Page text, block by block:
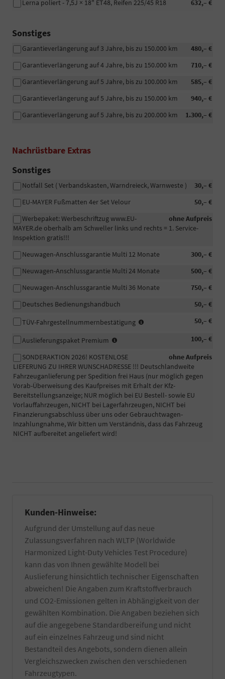
632,– €
Lerna poliert - 7,5J × 18" ET48, Reifen 225/45 R18
Sonstiges
480,– €
Garantieverlängerung auf 3 Jahre, bis zu 150.000 km
710,– €
Garantieverlängerung auf 4 Jahre, bis zu 150.000 km
585,– €
Garantieverlängerung auf 5 Jahre, bis zu 100.000 km
940,– €
Garantieverlängerung auf 5 Jahre, bis zu 150.000 km
1.300,– €
Garantieverlängerung auf 5 Jahre, bis zu 200.000 km
Nachrüstbare Extras
Sonstiges
30,– €
Notfall Set ( Verbandskasten, Warndreieck, Warnweste )
50,– €
EU-MAYER Fußmatten 4er Set Velour
ohne Aufpreis
Werbepaket: Werbeschriftzug www.EU-
MAYER.de oberhalb am Schweller links und rechts = 1. Service-
Inspektion gratis!!!
300,– €
Neuwagen-Anschlussgarantie Multi 12 Monate
500,– €
Neuwagen-Anschlussgarantie Multi 24 Monate
750,– €
Neuwagen-Anschlussgarantie Multi 36 Monate
50,– €
Deutsches Bedienungshandbuch
50,– €
TÜV-Fahrgestellnummernbestätigung
beglaubigte
Bestätigung
der
Fahrgestellnummer
Ihres
PKW
für
am
besten
bei
Ihrer
örtlichen
Zulassungsbehörde.
Die
Bestätigung
wird
durch
einen
TÜV-
Angestellten
durchgeführt.
100,– €
Auslieferungspaket Premium
Premium:
Das
Fahrzeug
wird
professionell
in
unserem
eigenen
und
Kleberückstände
entfernt.
einer
Innenreinigung
und
Entfernung
von
z.T.
schwer
entfernbaren
produktionsseitigen
Rückständen.
Es
ohne Aufpreis
SONDERAKTION 2026! KOSTENLOSE
LIEFERUNG ZU IHRER WUNSCHADRESSE !!! Deutschlandweite
Fahrzeuganlieferung per Spedition frei Haus (nur möglich gegen
Vorab-Überweisung des Kaufpreises mit Erhalt der Kfz-
Bereitstellungsanzeige; NUR möglich bei EU Bestell- sowie EU
Vorlauffahrzeugen, NICHT bei Lagerfahrzeugen, NICHT bei
Finanzierungsabschluss über uns oder Gebrauchtwagen-
Inzahlungnahme, Wir bitten um Verständnis, dass das Fahrzeug
NICHT aufbereitet angeliefert wird!
Kunden-Hinweise:
Aufgrund der Umstellung auf das neue
Zulassungsverfahren nach WLTP (Worldwide
Harmonized Light-Duty Vehicles Test Procedure)
kann das von Ihnen gewählte Modell bei
Auslieferung hinsichtlich technischer Eigenschaften
abweichen! Die Angaben zum Kraftstoffverbrauch
und CO2-Emissionen gelten in Abhängigkeit von der
gewählten Kombination. Die Angaben beziehen sich
auf die angegebene Standardbereifung und nicht
auf ein einzelnes Fahrzeug und sind nicht
Bestandteil des Angebots, sondern dienen allein
Vergleichszwecken zwischen den verschiedenen
Fahrzeugtypen.